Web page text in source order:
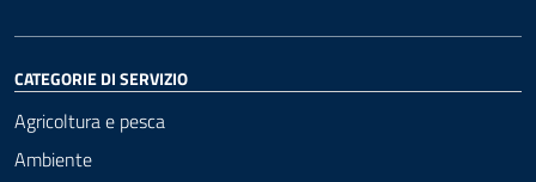
CATEGORIE DI SERVIZIO
Agricoltura e pesca
Ambiente